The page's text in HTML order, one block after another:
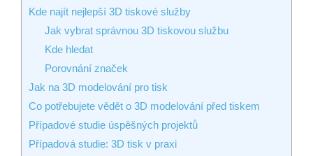
Kde najít nejlepší 3D tiskové služby
Jak vybrat správnou 3D tiskovou službu
Kde hledat
Porovnání značek
Jak na 3D modelování pro tisk
Co potřebujete vědět o 3D modelování před tiskem
Případové studie úspěšných projektů
Případová studie: 3D tisk v praxi